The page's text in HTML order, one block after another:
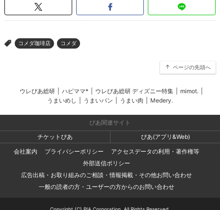
> コメダ珈琲店 コメダ
ページの先頭へ
ウレぴあ総研 ハピママ* ウレぴあ総研 ディズニー特集 mimot.
うまいめし
うまいパン うまい肉 Medery.
ぴあ関連サイト
チケットぴあ
ぴあ(アプリ&Web)
会社案内
プライバシーポリシー
アクセスデータの利用・著作権等
外部送信ポリシー
広告出稿・お取り組みのご相談・情報掲載・その他お問い合わせ
一般の読者の方・ユーザーの方からのお問い合わせ